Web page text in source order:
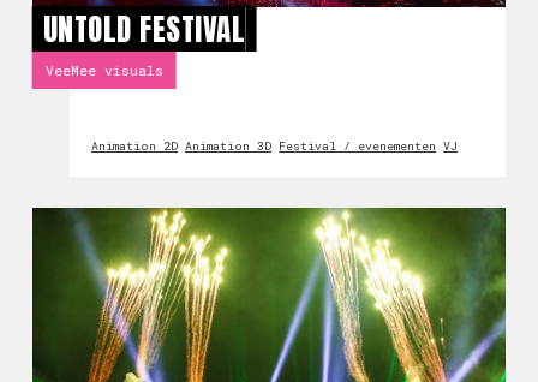
UNTOLD FESTIVAL
VeeMee visuals
Animation 2D Animation 3D Festival / evenementen VJ